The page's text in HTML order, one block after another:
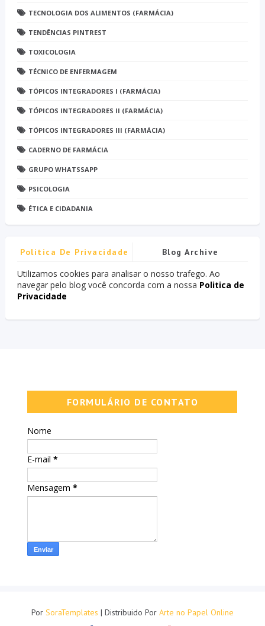
TECNOLOGIA DOS ALIMENTOS (FARMÁCIA)
TENDÊNCIAS PINTREST
TOXICOLOGIA
TÉCNICO DE ENFERMAGEM
TÓPICOS INTEGRADORES I (FARMÁCIA)
TÓPICOS INTEGRADORES II (FARMÁCIA)
TÓPICOS INTEGRADORES III (FARMÁCIA)
CADERNO DE FARMÁCIA
GRUPO WHATSSAPP
PSICOLOGIA
ÉTICA E CIDADANIA
Politica De Privacidade Blog Archive
Utilizamos cookies para analisar o nosso trafego. Ao
navegar pelo blog você concorda com a nossa Politica de
Privacidade
FORMULÁRIO DE CONTATO
Nome
E-mail*
Mensagem*
Por SoraTemplates | Distribuido Por Arte no Papel Online